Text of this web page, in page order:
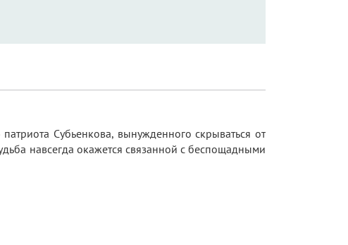
Субьенкова, вынужденного скрываться от
навсегда окажется связанной с беспощадными